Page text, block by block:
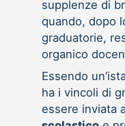
supplenze di
quando, dopo
graduatorie,
organico
Essendo
ha i vincoli di
essere inviata